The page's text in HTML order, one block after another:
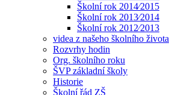
Školní rok 2014⁄2015
Školní rok 2013⁄2014
Školní rok 2012⁄2013
videa z našeho školního života
Rozvrhy hodin
Org. školního roku
ŠVP základní školy
Historie
Školní řád ZŠ